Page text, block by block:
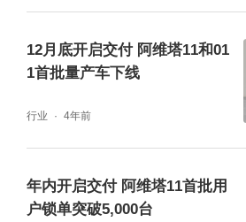
秒，媲美500万级超跑；算力
高六核电机控制器芯片，每
令，带来闪电般的扭矩响应
制，通过对左右两个电机进行
速度。此外，新阿维塔12还
电磁避震，支持全段阻尼无级
12月底开启交付 阿维塔11和01
1首批量产车下线
行业 4年前
年内开启交付 阿维塔11首批用
户锁单突破5,000台